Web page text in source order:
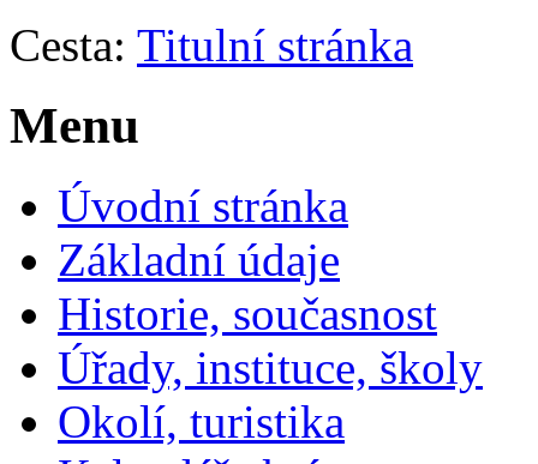
Cesta: Titulní stránka
Menu
Úvodní stránka
Základní údaje
Historie, současnost
Úřady, instituce, školy
Okolí, turistika